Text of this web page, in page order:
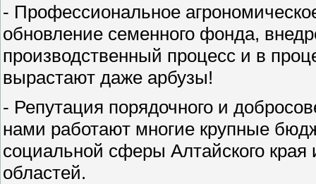
- Профессиональное
обновление семенного фонда,
производственный процесс и в
вырастают даже арбузы!
- Репутация порядочного и
нами работают многие крупные
социальной сферы Алтайского
областей.